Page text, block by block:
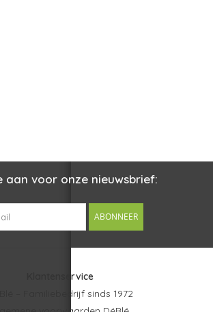
aan voor onze nieuwsbrief:
ABONNEER
Klantenservice
– Familiebedrijf sinds 1972